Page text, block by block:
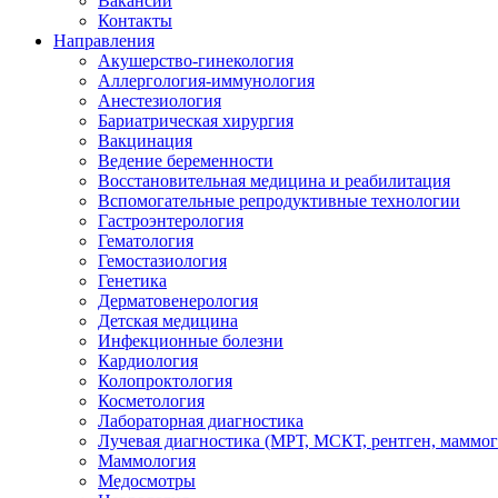
Контакты
Направления
Акушерство-гинекология
Аллергология-иммунология
Анестезиология
Бариатрическая хирургия
Вакцинация
Ведение беременности
Восстановительная медицина и реабилитация
Вспомогательные репродуктивные технологии
Гастроэнтерология
Гематология
Гемостазиология
Генетика
Дерматовенерология
Детская медицина
Инфекционные болезни
Кардиология
Колопроктология
Косметология
Лабораторная диагностика
Лучевая диагностика (МРТ, МСКТ, рентген,
Маммология
Медосмотры